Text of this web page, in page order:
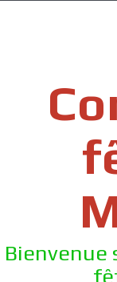
Bienvenue